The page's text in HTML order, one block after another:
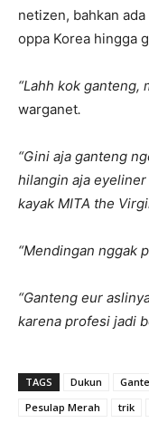
netizen, bahkan
oppa Korea hingga
“Lahh kok ganteng,
warganet.
“Gini aja ganteng
hilangin aja eyeliner
kayak MITA the
“Mendingan nggak
“Ganteng eur
karena profesi jadi
TAGS Dukun
Pesulap Merah
trik